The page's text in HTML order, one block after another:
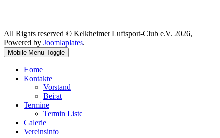
All Rights reserved © Kelkheimer Luftsport-Club e.V. 2026,
Powered by Joomlaplates.
Mobile Menu Toggle
Home
Kontakte
Vorstand
Beirat
Termine
Termin Liste
Galerie
Vereinsinfo